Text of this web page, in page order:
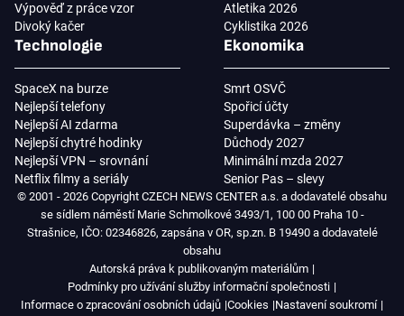
Výpověď z práce vzor
Divoký kačer
Atletika 2026
Cyklistika 2026
Technologie
SpaceX na burze
Nejlepší telefony
Nejlepší AI zdarma
Nejlepší chytré hodinky
Nejlepší VPN – srovnání
Netflix filmy a seriály
Ekonomika
Smrt OSVČ
Spořicí účty
Superdávka – změny
Důchody 2027
Minimální mzda 2027
Senior Pas – slevy
© 2001 - 2026 Copyright CZECH NEWS CENTER a.s. a dodavatelé obsahu
se sídlem náměstí Marie Schmolkové 3493/1, 100 00 Praha 10 -
Strašnice, IČO: 02346826, zapsána v OR, sp.zn. B 19490 a dodavatelé
obsahu
Autorská práva k publikovaným materiálům
Podmínky pro užívání služby informační společnosti
Informace o zpracování osobních údajů Cookies Nastavení soukromí